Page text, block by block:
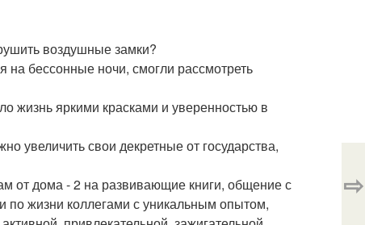
воздушные замки?
бессонные ночи, смогли рассмотреть
жизнь яркими красками и уверенностью в
увеличить свои декретные от государства,
от дома - 2 на развивающие книги, общение с
жизни коллегами с уникальным опытом,
⇨